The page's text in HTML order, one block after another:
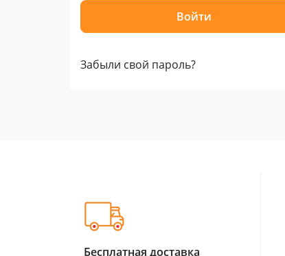
Забыли свой пароль?
Бесплатная доставка